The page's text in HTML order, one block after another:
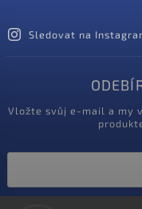
Sledovat na
Vložte svůj e-mail a my